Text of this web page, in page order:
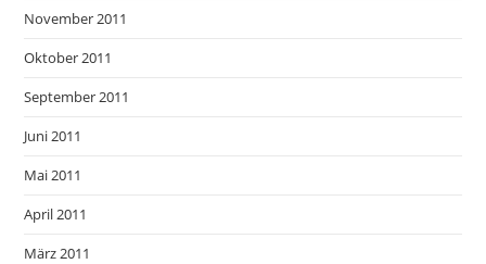
November 2011
Oktober 2011
September 2011
Juni 2011
Mai 2011
April 2011
März 2011